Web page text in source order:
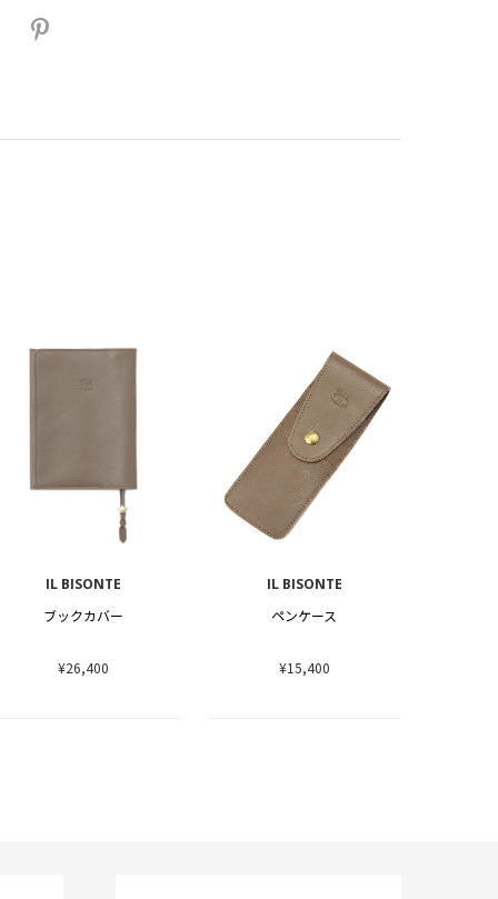
IL BISONTE
ブックカバー
¥26,400
IL BISONTE
ペンケース
¥15,400